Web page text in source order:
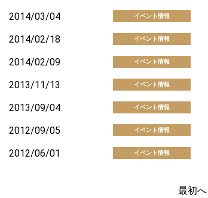
2014/03/04
イベント情報
2014/02/18
イベント情報
2014/02/09
イベント情報
2013/11/13
イベント情報
2013/09/04
イベント情報
2012/09/05
イベント情報
2012/06/01
イベント情報
最初へ